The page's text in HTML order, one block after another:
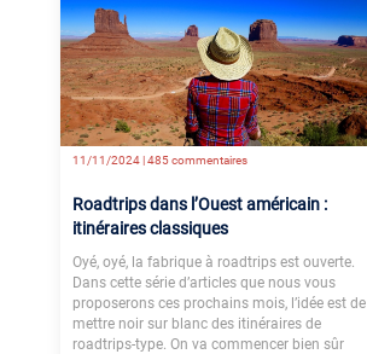
11/11/2024 |485 commentaires
Roadtrips dans l’Ouest américain :
itinéraires classiques
Oyé, oyé, la fabrique à roadtrips est ouverte.
Dans cette série d’articles que nous vous
proposerons ces prochains mois, l’idée est de
mettre noir sur blanc des itinéraires de
roadtrips-type. On va commencer bien sûr